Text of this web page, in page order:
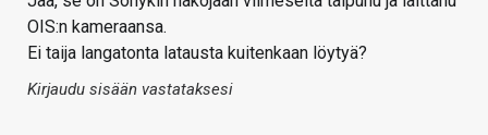
OIS:n kameraansa.
Ei taija langatonta latausta kuitenkaan löytyä?
Kirjaudu sisään vastataksesi